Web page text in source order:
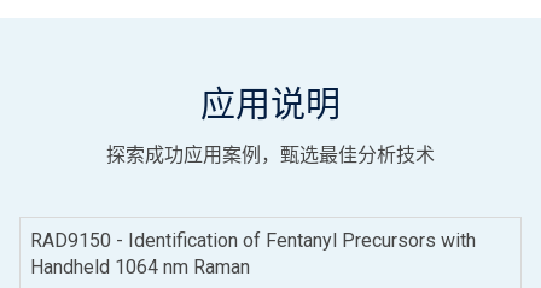
应用说明
探索成功应用案例，甄选最佳分析技术
RAD9150 - Identification of Fentanyl Precursors with
Handheld 1064 nm Raman